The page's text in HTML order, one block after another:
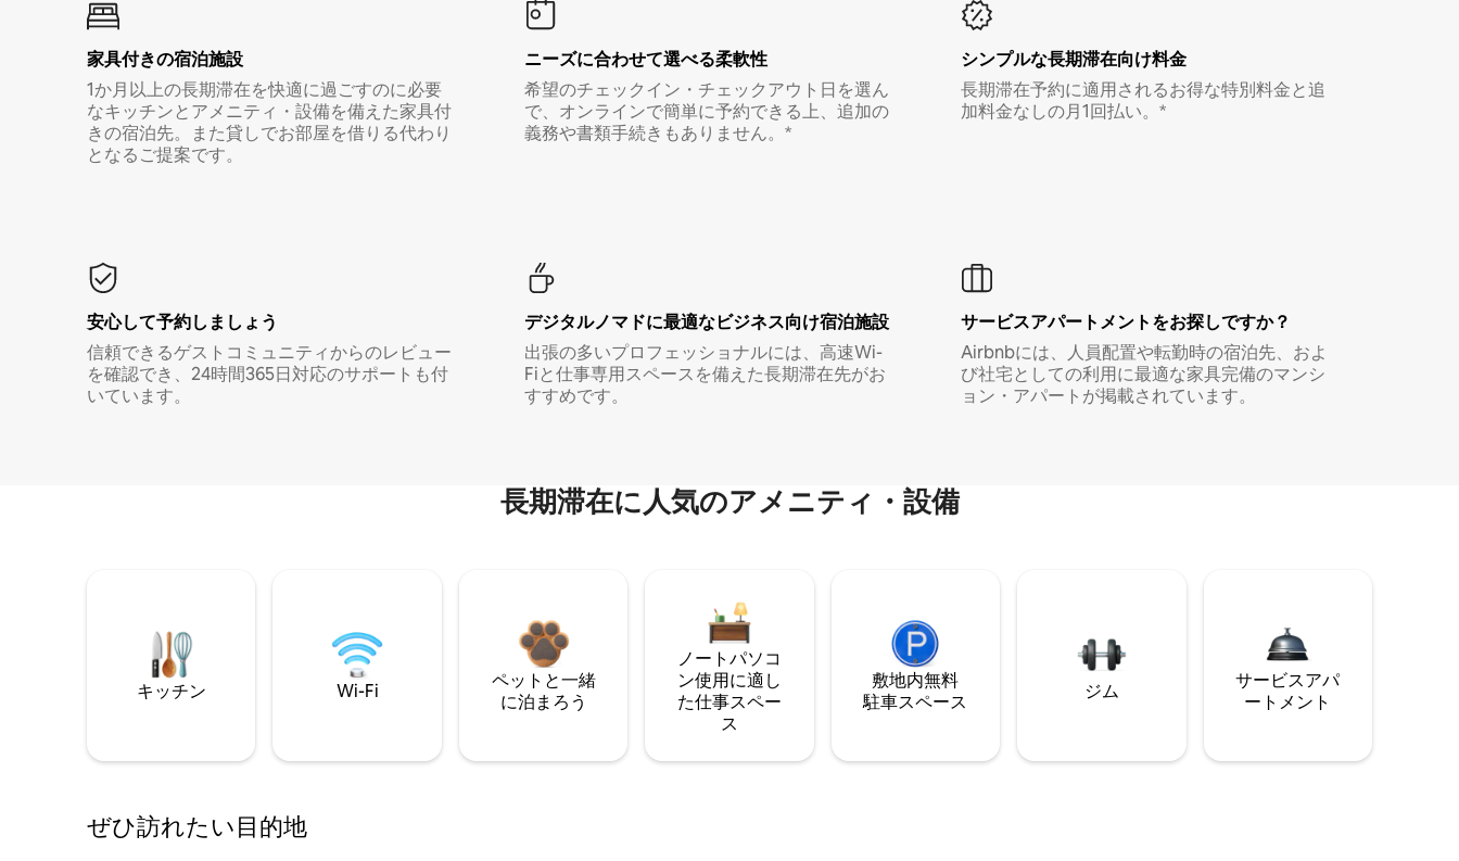
家具付き⁠の宿⁠泊⁠施⁠設
1か月以上の長期滞在を快適に過ごすのに必要
なキッチンとアメニティ・設備を備えた家具付
きの宿泊先。また貸しでお部屋を借りる代わり
となるご提案です。
ニーズに合わせて選べる柔軟性
希望のチェックイン・チェックアウト日を選ん
で、オンラインで簡単に予約できる上、追加の
義務や書類手続きもありません。*
シンプルな長期滞在向け料金
長期滞在予約に適用されるお得な特別料金と追
加料金なしの月1回払い。*
安心して予約しましょう
信頼できるゲストコミュニティからのレビュー
を確認でき、24時間365日対応のサポートも付
いています。
デジタルノマド⁠に最⁠適⁠なビ⁠ジ⁠ネ⁠ス⁠向⁠け宿⁠泊⁠施⁠設
出張の多いプロフェッショナルには、高速Wi-
Fiと仕事専用スペースを備えた長期滞在先がお
すすめです。
サービスアパートメントをお探しですか？
Airbnbには、人員配置や転勤時の宿泊先、およ
び社宅としての利用に最適な家具完備のマンシ
ョン・アパートが掲載されています。
長期滞在に人気のアメニティ・設備
キッチン Wi-Fi
ペットと一緒
に泊まろう
ノートパソコ
ン使用に適し
た仕事スペー
ス
敷地内無料
駐⁠車ス⁠ペ⁠ー⁠ス
ジム
サービスアパ
ートメント
ぜひ訪⁠れ⁠た⁠い目⁠的⁠地